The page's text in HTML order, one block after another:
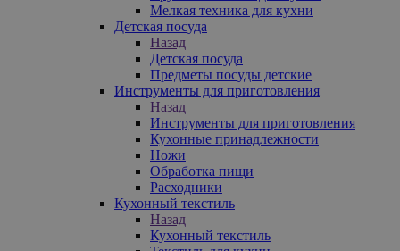
Мелкая техника для кухни
Детская посуда
Назад
Детская посуда
Предметы посуды детские
Инструменты для приготовления
Назад
Инструменты для приготовления
Кухонные принадлежности
Ножи
Обработка пищи
Расходники
Кухонный текстиль
Назад
Кухонный текстиль